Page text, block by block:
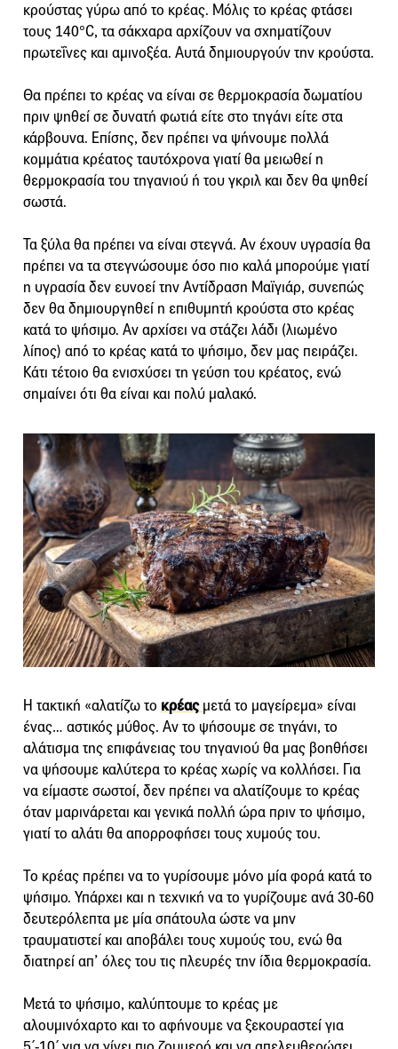
κρούστας γύρω από το κρέας. Μόλις το κρέας φτάσει
τους 140°C, τα σάκχαρα αρχίζουν να σχηματίζουν
πρωτεΐνες και αμινοξέα. Αυτά δημιουργούν την κρούστα.
Θα πρέπει το κρέας να είναι σε θερμοκρασία δωματίου
πριν ψηθεί σε δυνατή φωτιά είτε στο τηγάνι είτε στα
κάρβουνα. Επίσης, δεν πρέπει να ψήνουμε πολλά
κομμάτια κρέατος ταυτόχρονα γιατί θα μειωθεί η
θερμοκρασία του τηγανιού ή του γκριλ και δεν θα ψηθεί
σωστά.
Τα ξύλα θα πρέπει να είναι στεγνά. Αν έχουν υγρασία θα
πρέπει να τα στεγνώσουμε όσο πιο καλά μπορούμε γιατί
η υγρασία δεν ευνοεί την Αντίδραση Μαϊγιάρ, συνεπώς
δεν θα δημιουργηθεί η επιθυμητή κρούστα στο κρέας
κατά το ψήσιμο. Αν αρχίσει να στάζει λάδι (λιωμένο
λίπος) από το κρέας κατά το ψήσιμο, δεν μας πειράζει.
Κάτι τέτοιο θα ενισχύσει τη γεύση του κρέατος, ενώ
σημαίνει ότι θα είναι και πολύ μαλακό.
Η τακτική «αλατίζω το κρέας μετά το μαγείρεμα» είναι
ένας… αστικός μύθος. Αν το ψήσουμε σε τηγάνι, το
αλάτισμα της επιφάνειας του τηγανιού θα μας βοηθήσει
να ψήσουμε καλύτερα το κρέας χωρίς να κολλήσει. Για
να είμαστε σωστοί, δεν πρέπει να αλατίζουμε το κρέας
όταν μαρινάρεται και γενικά πολλή ώρα πριν το ψήσιμο,
γιατί το αλάτι θα απορροφήσει τους χυμούς του.
Το κρέας πρέπει να το γυρίσουμε μόνο μία φορά κατά το
ψήσιμο. Υπάρχει και η τεχνική να το γυρίζουμε ανά 30-60
δευτερόλεπτα με μία σπάτουλα ώστε να μην
τραυματιστεί και αποβάλει τους χυμούς του, ενώ θα
διατηρεί απ’ όλες του τις πλευρές την ίδια θερμοκρασία.
Μετά το ψήσιμο, καλύπτουμε το κρέας με
αλουμινόχαρτο και το αφήνουμε να ξεκουραστεί για